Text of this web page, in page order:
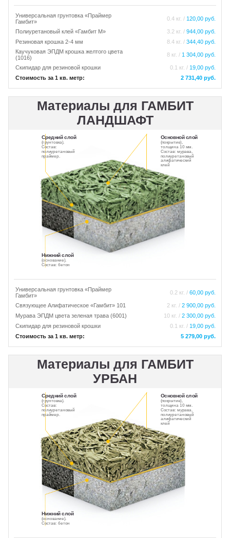
Универсальная грунтовка «Праймер
Гамбит»
0.4 кг. / 120,00 руб.
Полиуретановый клей «Гамбит М» 3.2 кг. / 944,00 руб.
Резиновая крошка 2-4 мм
8.4 кг. / 344,40 руб.
Каучуковая ЭПДМ крошка желтого цвета
(1016)
8 кг. / 1 304,00 руб.
Скипидар для резиновой крошки 0.1 кг. / 19,00 руб.
Стоимость за 1 кв. метр:
2 731,40 руб.
Материалы для ГАМБИТ
ЛАНДШАФТ
Нижний слой
(основание).
Состав: бетон
Средний слой
(грунтовка).
Состав:
полиуретановый
праймер.
Основной слой
(покрытие),
толщина 10 мм.
Состав: мурава,
полиуретановый
алифатический
клей
Универсальная грунтовка «Праймер
Гамбит»
0.2 кг. / 60,00 руб.
Связующее Алифатическое «Гамбит» 101 2 кг. / 2 900,00 руб.
Мурава ЭПДМ цвета зеленая трава (6001)
10 кг. / 2 300,00 руб.
Скипидар для резиновой крошки
0.1 кг. / 19,00 руб.
Стоимость за 1 кв. метр:
5 279,00 руб.
Материалы для ГАМБИТ
УРБАН
Нижний слой
(основание).
Состав: бетон
Средний слой
(грунтовка).
Состав:
полиуретановый
праймер.
Основной слой
(покрытие),
толщина 10 мм.
Состав: мурава,
полиуретановый
алифатический
клей